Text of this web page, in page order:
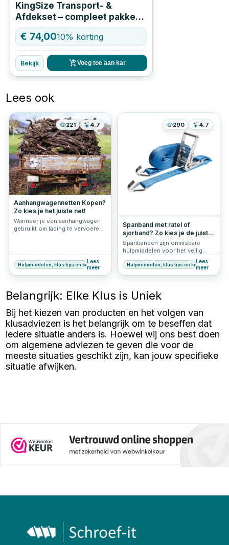
KingSize Transport- &
Afdekset – compleet pakket
voor veilig vastzetten
€ 74,0010% korting
Bekijk Voeg toe aan kar
Lees ook
221 4.7
Aanhangwagennetten Kopen?
Zo kies je het juiste net!
Wanneer je een aanhangwagen
gebruikt om lading te vervoeren,
ook om te voldoen aan de
wettelijke eisen. Een
aanhangwagennet is een
manier om ervoor te zorgen dat
je lading veilig op zijn plaats
de verschillende soorten
aanhangwagennetten en waar je
op moet letten bij de aanschaf
ervan.
Hulpmiddelen, klus tips en keuzehulp
Lees
meer
290 4.7
Spanband met ratel of
sjorband? Zo kies je de juiste
spanband
Spanbanden zijn onmisbare
hulpmiddelen voor het veilig
vastzetten van ladingen, zowel
voor professioneel als
particulier gebruik. Of je nu
op een trailer of een lading op
goede spanband zorgt voor een
stevige en betrouwbare
oplossing. In dit artikel
bespreken we de verschillende
soorten spanbanden, hun
toepassingen en enkele
handige tips voor veilig gebruik.
Hulpmiddelen, klus tips en keuzehulp
Lees
meer
Belangrijk: Elke Klus is Uniek
Bij het kiezen van producten en het volgen van
klusadviezen is het belangrijk om te beseffen dat
iedere situatie anders is. Hoewel wij ons best doen
om algemene adviezen te geven die voor de
meeste situaties geschikt zijn, kan jouw specifieke
situatie afwijken.